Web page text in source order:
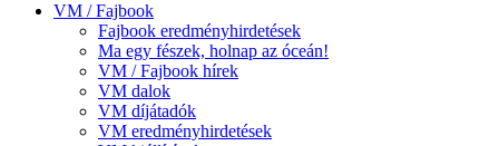
VM / Fajbook
Fajbook eredményhirdetések
Ma egy fészek, holnap az óceán!
VM / Fajbook hírek
VM dalok
VM díjátadók
VM eredményhirdetések